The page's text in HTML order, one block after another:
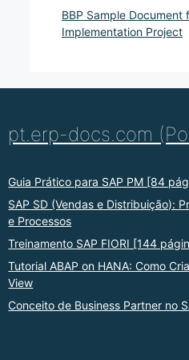
BBP Sample Document
Implementation Project
pt.erp-docs.com
Guia Prático para SAP PM [84
SAP SD (Vendas e Distribuição):
e Processos
Treinamento SAP FIORI [144
Tutorial ABAP on HANA: Como
View
Conceito de Business Partner no